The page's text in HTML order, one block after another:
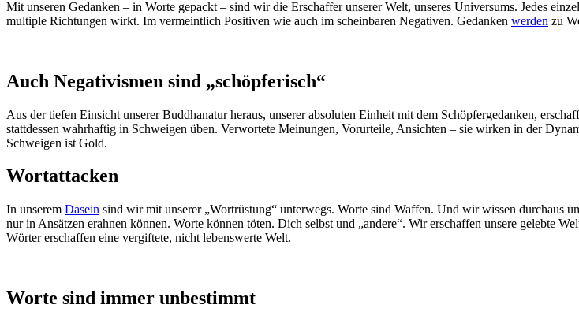
Mit unseren Gedanken – in Worte gepackt – sind wir die Erschaffer unserer Welt, unseres Universums. Jedes
multiple Richtungen wirkt. Im vermeintlich Positiven wie auch im scheinbaren Negativen. Gedanken werden zu
Auch Negativismen sind „schöpferisch“
Aus der tiefen Einsicht unserer Buddhanatur heraus, unserer absoluten Einheit mit dem Schöpfergedanken,
stattdessen wahrhaftig in Schweigen üben. Verwortete Meinungen, Vorurteile, Ansichten – sie wirken in der
Schweigen ist Gold.
Wortattacken
In unserem Dasein sind wir mit unserer „Wortrüstung“ unterwegs. Worte sind Waffen. Und wir wissen
nur in Ansätzen erahnen können. Worte können töten. Dich selbst und „andere“. Wir erschaffen unsere gelebte
Wörter erschaffen eine vergiftete, nicht lebenswerte Welt.
Worte sind immer unbestimmt